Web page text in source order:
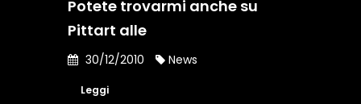
Potete trovarmi anche su
Pittart alle
30/12/2010 News
Leggi